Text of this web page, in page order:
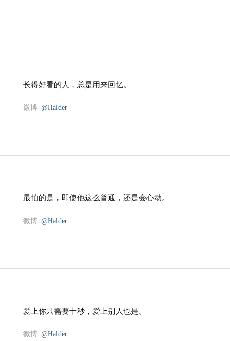
长得好看的人，总是用来回忆。
微博 @Halder
最怕的是，即使他这么普通，还是会心动。
微博 @Halder
爱上你只需要十秒，爱上别人也是。
微博 @Halder